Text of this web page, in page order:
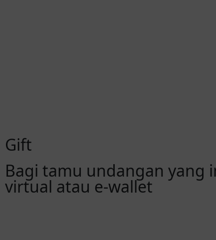
Gift
Bagi tamu undangan yang
virtual atau e-wallet